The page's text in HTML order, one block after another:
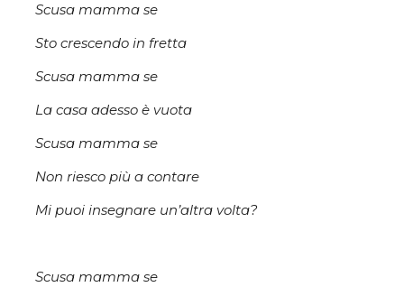
Scusa mamma se
Sto crescendo in fretta
Scusa mamma se
La casa adesso è vuota
Scusa mamma se
Non riesco più a contare
Mi puoi insegnare un’altra volta?
Scusa mamma se